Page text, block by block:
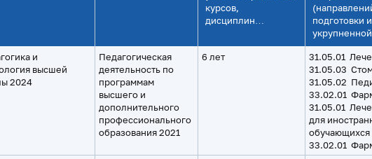
курсов,
дисциплин…
подготовки
и
высшей
2024
Педагогическая
деятельность по
программам
высшего и
дополнительного
профессионального
образования 2021
6 лет
31.05.01
31.05.03
31.05.02
33.02.01
31.05.01
для
обучающихся
33.02.01